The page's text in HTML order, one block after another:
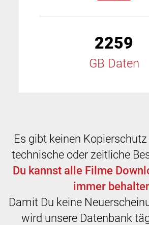
2259
GB Daten
Es gibt keinen
technische oder zeitliche
Du kannst alle Filme
immer
Damit Du keine
wird unsere Datenbank